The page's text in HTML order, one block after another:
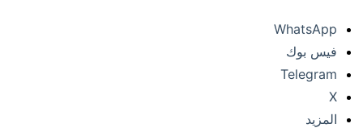
WhatsApp
فيس بوك
Telegram
X
المزيد